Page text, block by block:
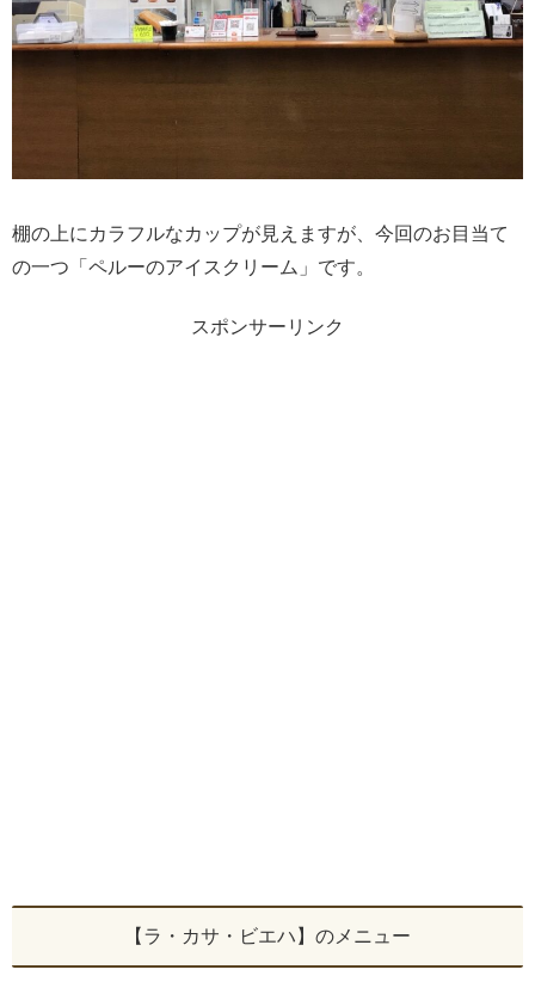
棚の上にカラフルなカップが見えますが、今回のお目当て
の一つ「ペルーのアイスクリーム」です。
スポンサーリンク
【ラ・カサ・ビエハ】のメニュー